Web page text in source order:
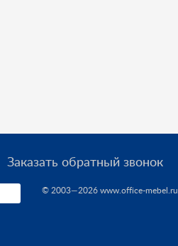
Заказать обратный звонок
© 2003—2026 www.office-mebel.ru